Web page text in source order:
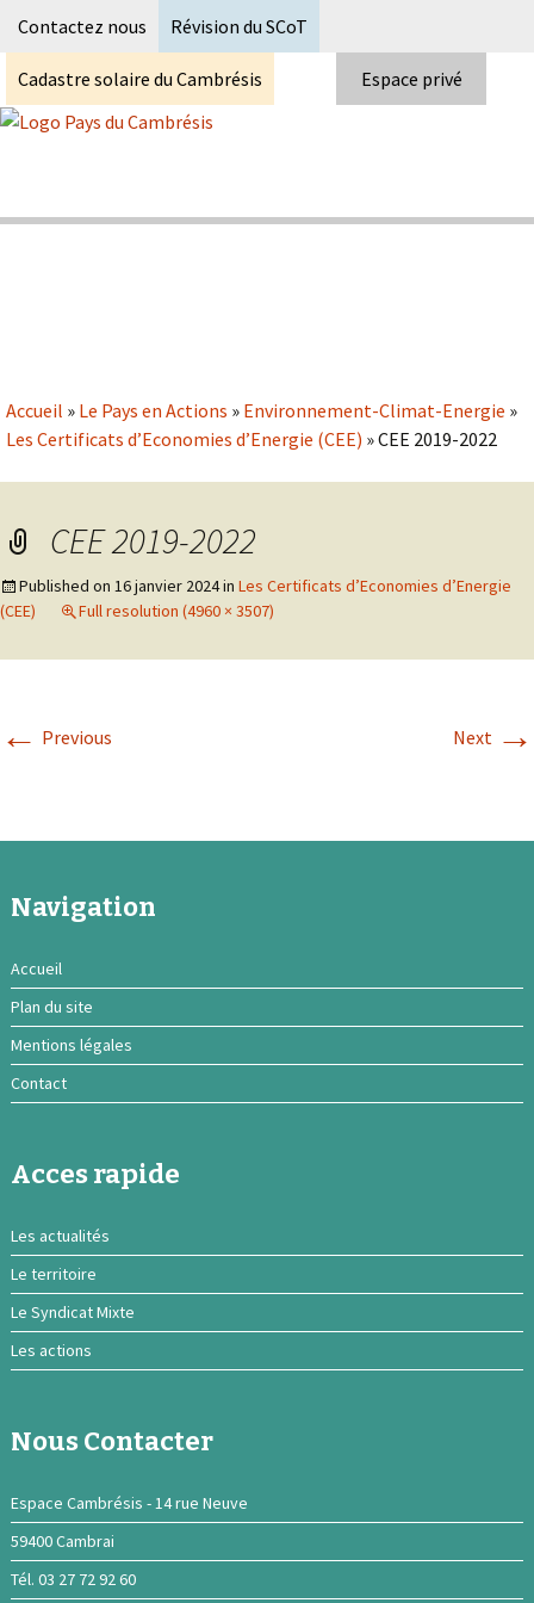
Contactez nous Révision du SCoT
Cadastre solaire du Cambrésis Espace privé
Accueil » Le Pays en Actions » Environnement-Climat-Energie »
Les Certificats d’Economies d’Energie (CEE) »CEE 2019-2022
CEE 2019-2022
Published on 16 janvier 2024in Les Certificats d’Economies d’Energie
(CEE)
Full resolution (4960 × 3507)
← Previous Next →
Navigation
Accueil
Plan du site
Mentions légales
Contact
Acces rapide
Les actualités
Le territoire
Le Syndicat Mixte
Les actions
Nous Contacter
Espace Cambrésis - 14 rue Neuve
59400 Cambrai
Tél. 03 27 72 92 60